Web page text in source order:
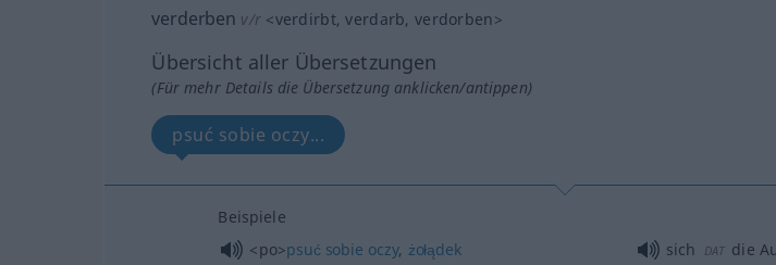
verderben v/r <verdirbt, verdarb, verdorben>
Übersicht aller Übersetzungen
(Für mehr Details die Übersetzung anklicken/antippen)
psuć sobie oczy...
Beispiele
<po>psuć sobie oczy, żołądek sich DAT die